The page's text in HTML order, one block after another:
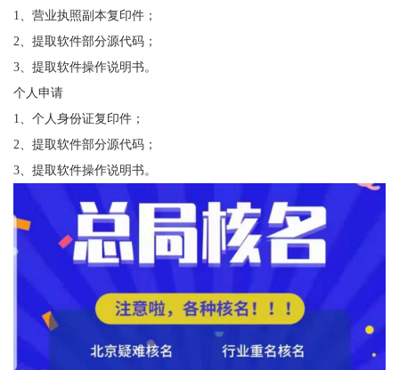
1、营业执照副本复印件；
2、提取软件部分源代码；
3、提取软件操作说明书。
个人申请
1、个人身份证复印件；
2、提取软件部分源代码；
3、提取软件操作说明书。